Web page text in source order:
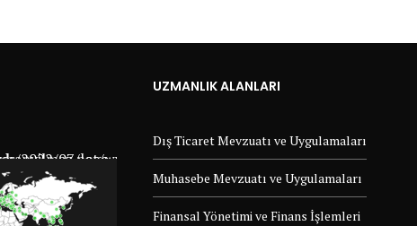
UZMANLIK ALANLARI
Dış Ticaret Mevzuatı ve Uygulamaları
Muhasebe Mevzuatı ve Uygulamaları
Finansal Yönetimi ve Finans İşlemleri